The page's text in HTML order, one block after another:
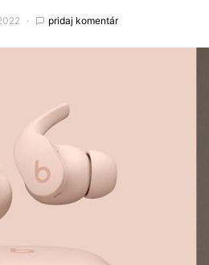
pridaj komentár